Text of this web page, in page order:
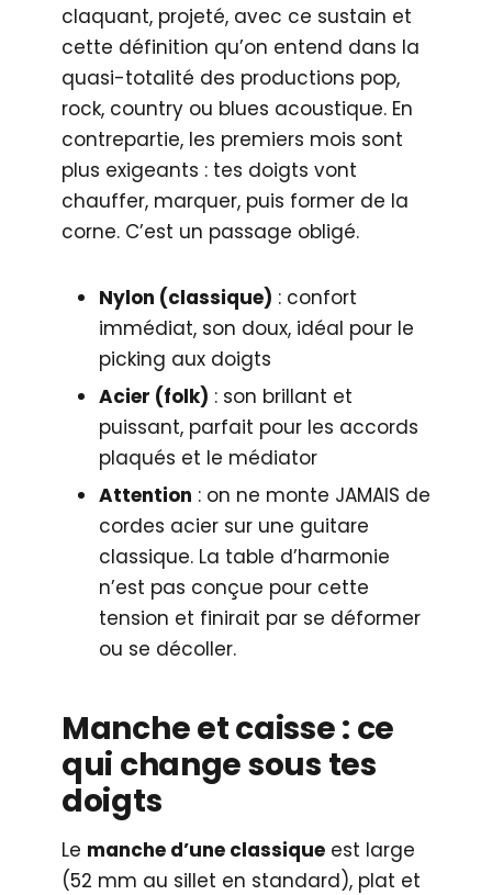
claquant, projeté, avec ce sustain et
cette définition qu’on entend dans la
quasi-totalité des productions pop,
rock, country ou blues acoustique. En
contrepartie, les premiers mois sont
plus exigeants : tes doigts vont
chauffer, marquer, puis former de la
corne. C’est un passage obligé.
Nylon (classique) : confort
immédiat, son doux, idéal pour le
picking aux doigts
Acier (folk) : son brillant et
puissant, parfait pour les accords
plaqués et le médiator
Attention : on ne monte JAMAIS de
cordes acier sur une guitare
classique. La table d’harmonie
n’est pas conçue pour cette
tension et finirait par se déformer
ou se décoller.
Manche et caisse : ce
qui change sous tes
doigts
Le manche d’une classique est large
(52 mm au sillet en standard), plat et